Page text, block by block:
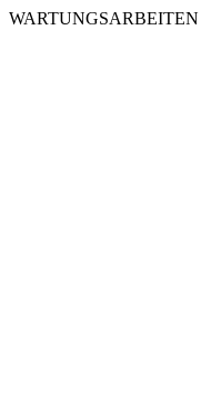
WARTUNGSARBEITEN